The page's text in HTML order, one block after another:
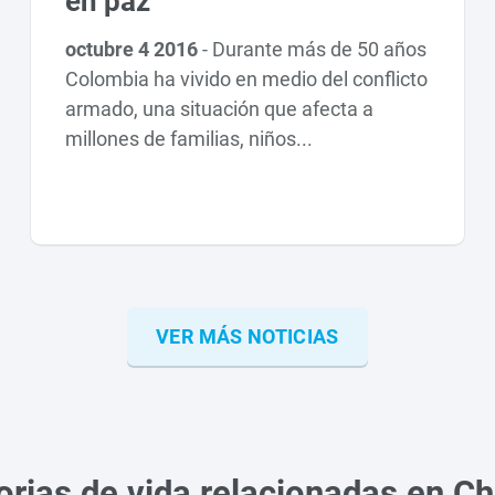
octubre 4 2016- Durante más de 50 años
Colombia ha vivido en medio del conflicto
armado, una situación que afecta a
millones de familias, niños...
VER MÁS NOTICIAS